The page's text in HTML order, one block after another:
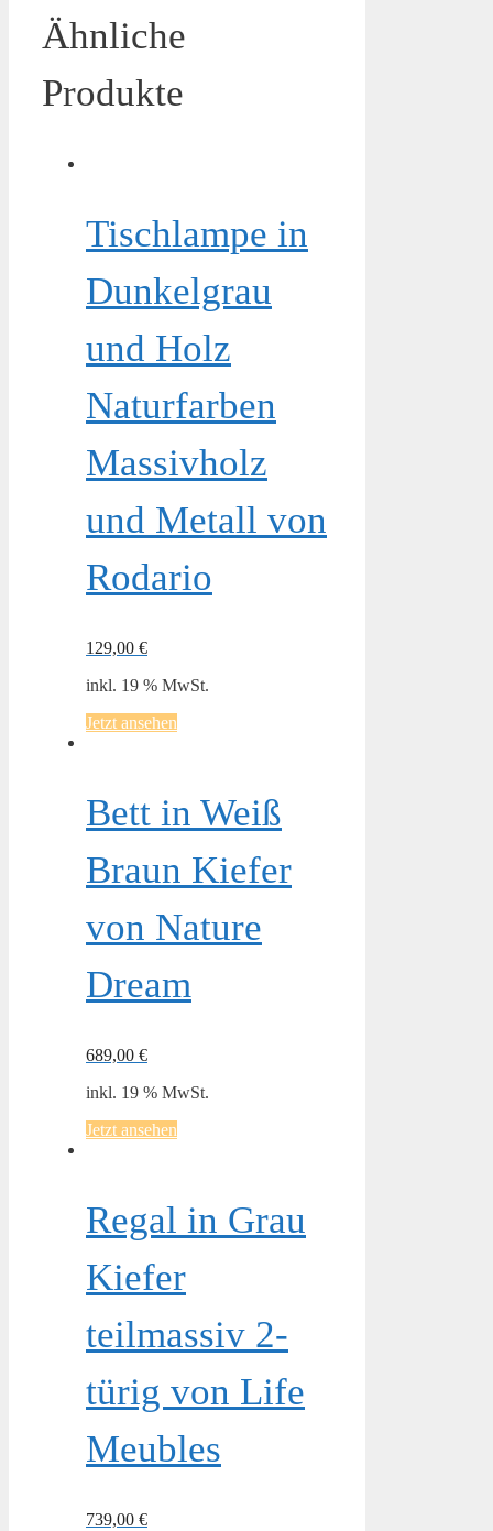
Ähnliche
Produkte
Tischlampe in
Dunkelgrau
und Holz
Naturfarben
Massivholz
und Metall von
Rodario
129,00 €
inkl. 19 % MwSt.
Jetzt ansehen
Bett in Weiß
Braun Kiefer
von Nature
Dream
689,00 €
inkl. 19 % MwSt.
Jetzt ansehen
Regal in Grau
Kiefer
teilmassiv 2-
türig von Life
Meubles
739,00 €